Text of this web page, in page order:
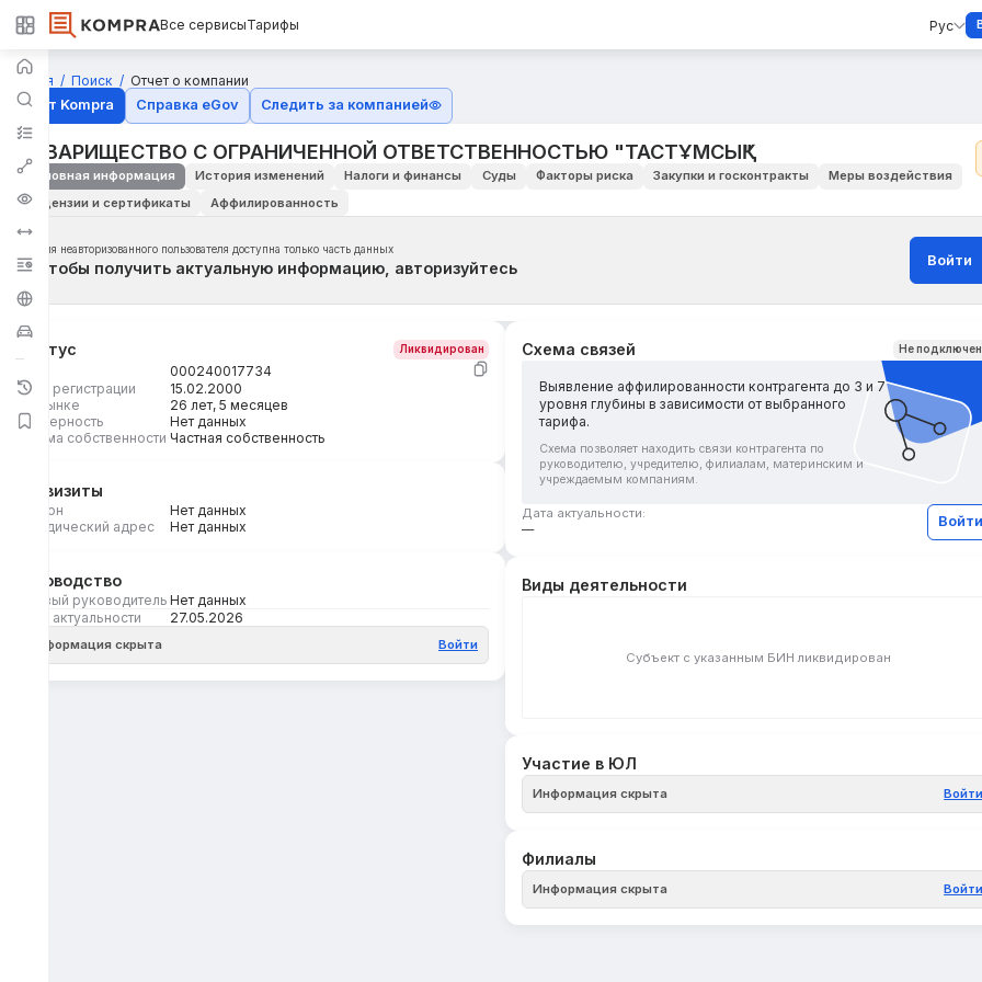
Все сервисыТарифы Рус
Главная Поиск
Отчет о компании
Отчёт Kompra
Справка eGov Следить за компанией
ТОВАРИЩЕСТВО С ОГРАНИЧЕННОЙ ОТВЕТСТВЕННОСТЬЮ "ТАСТҰМСЫҚ"
Основная информация История изменений Налоги и финансы Суды Факторы риска Закупки и госконтракты
Меры воздействия
Лицензии и сертификаты
Аффилированность
Для неавторизованного пользователя доступна только часть данных
Чтобы получить актуальную информацию, авторизуйтесь Войти
Статус Ликвидирован
000240017734
Дата регистрации
15.02.2000
На рынке
26 лет, 5 месяцев
Размерность
Нет данных
Форма собственности Частная собственность
Реквизиты
Регион
Нет данных
Юридический адрес
Нет данных
Руководство
Первый руководитель Нет данных
Дата актуальности
27.05.2026
Информация скрыта Войти
Схема связей Не
Выявление аффилированности контрагента до 3 и 7
уровня глубины в зависимости от выбранного
тарифа.
Схема позволяет находить связи контрагента по
руководителю, учредителю, филиалам, материнским и
учреждаемым компаниям.
Дата актуальности:
—
Войти
Виды деятельности
Субъект с указанным БИН ликвидирован
Участие в ЮЛ
Информация скрыта Войти
Филиалы
Информация скрыта Войти